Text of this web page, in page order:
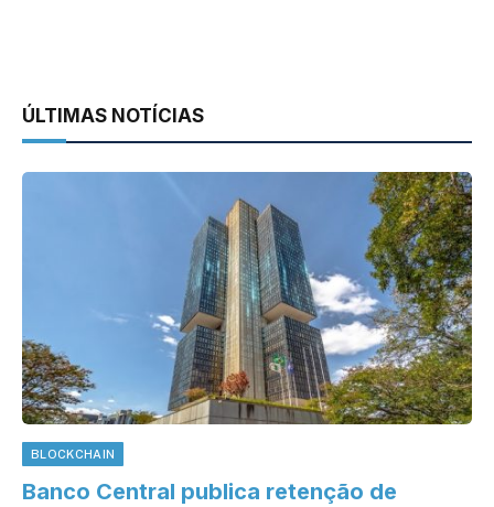
ÚLTIMAS NOTÍCIAS
BLOCKCHAIN
Banco Central publica retenção de